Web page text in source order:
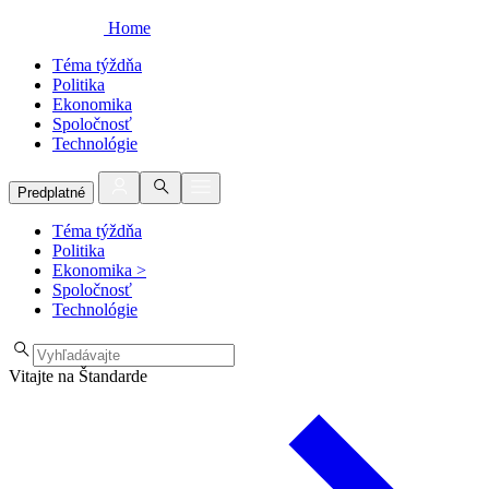
Home
Téma týždňa
Politika
Ekonomika
Spoločnosť
Technológie
Predplatné
Téma týždňa
Politika
Ekonomika >
Spoločnosť
Technológie
Vitajte na Štandarde